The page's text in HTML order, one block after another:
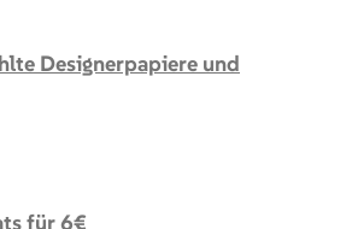
Designerpapiere und
für 6€